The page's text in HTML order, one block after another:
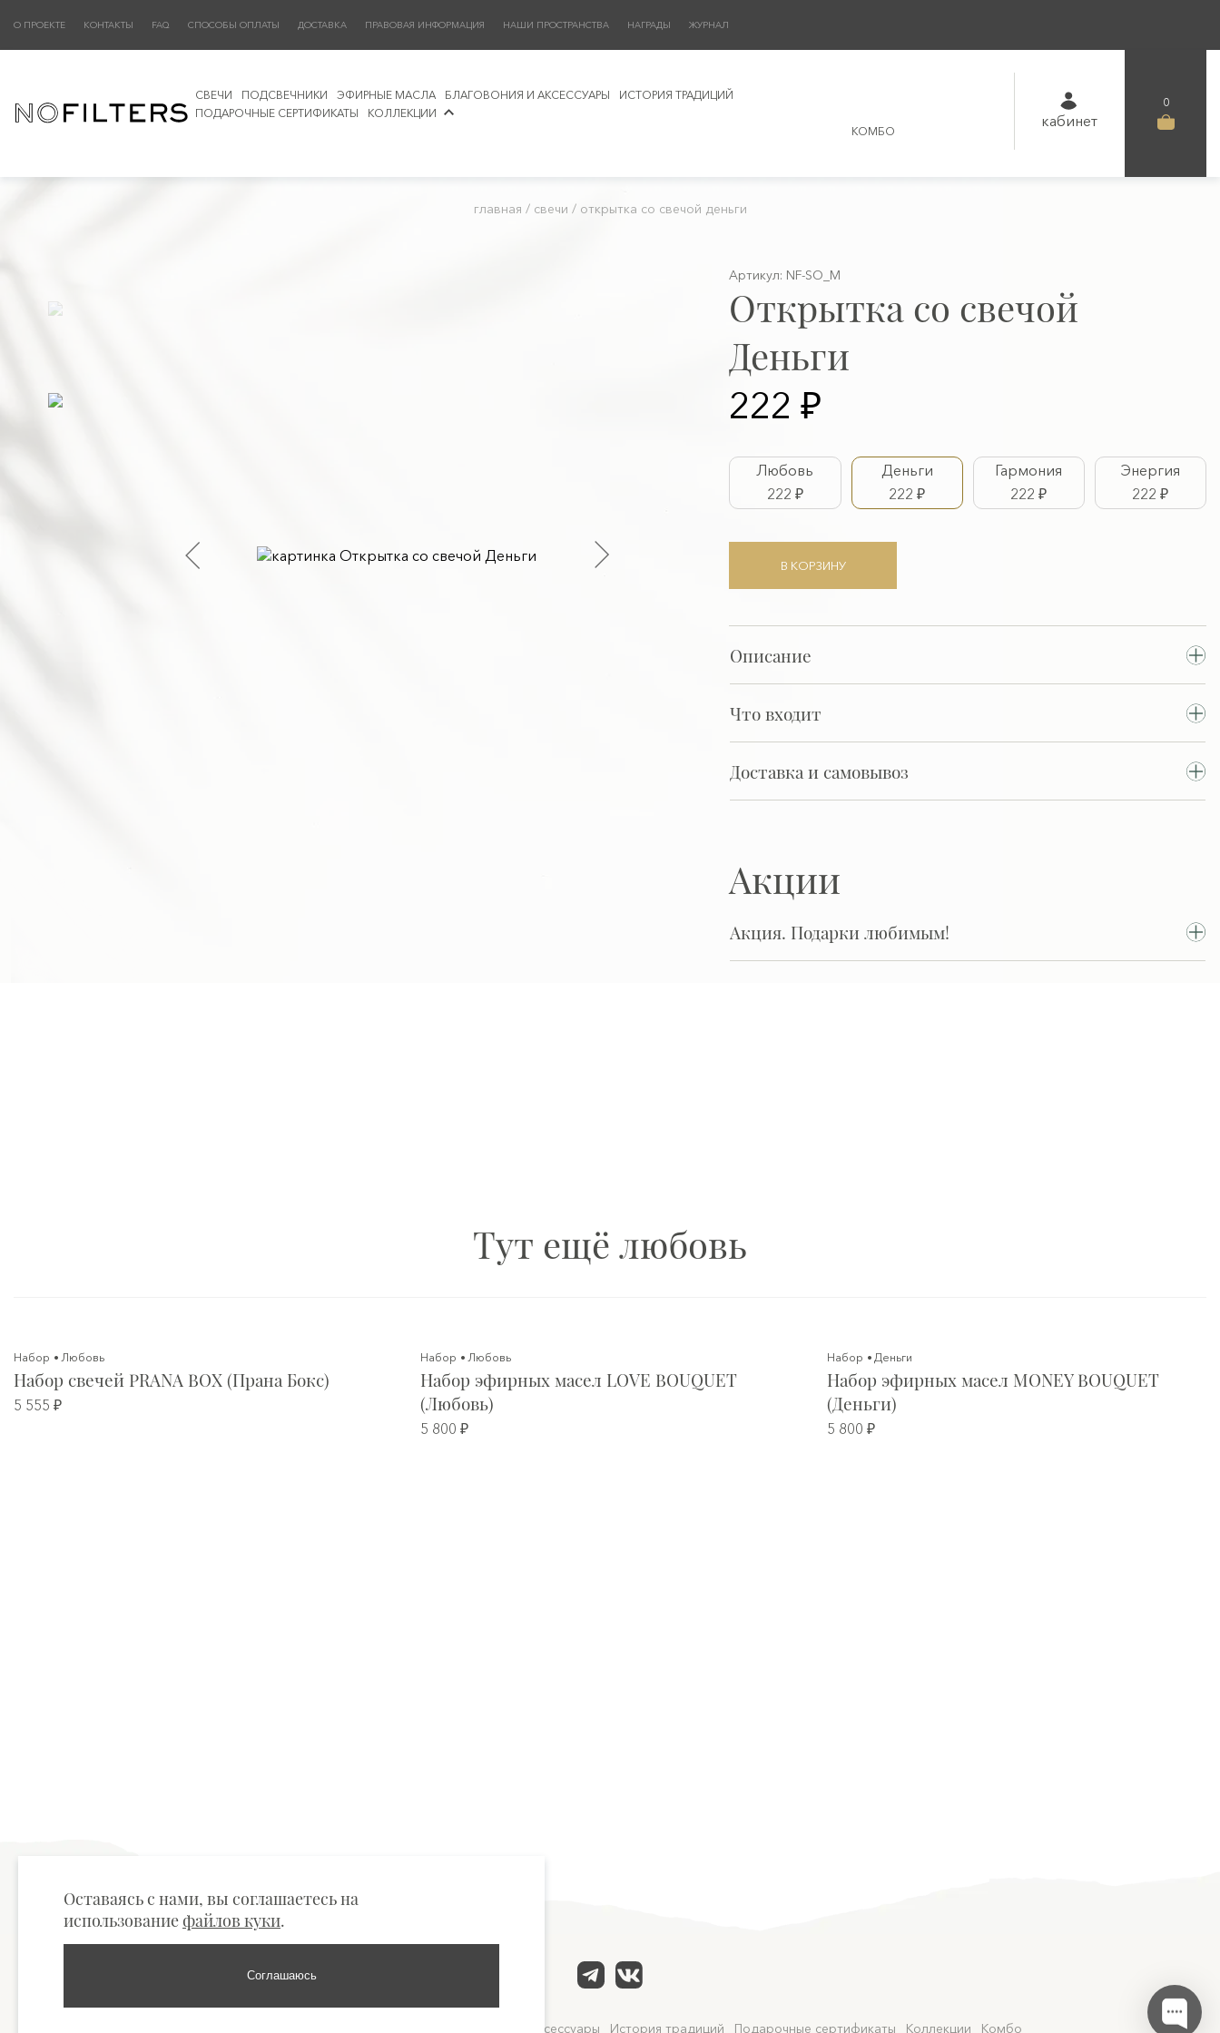
О ПРОЕКТЕ КОНТАКТЫ FAQ СПОСОБЫ ОПЛАТЫ ДОСТАВКА ПРАВОВАЯ ИНФОРМАЦИЯ НАШИ ПРОСТРАНСТВА НАГРАДЫ ЖУРНАЛ
СВЕЧИ ПОДСВЕЧНИКИ ЭФИРНЫЕ МАСЛА БЛАГОВОНИЯ И АКСЕССУАРЫ
ИСТОРИЯ ТРАДИЦИЙ
ПОДАРОЧНЫЕ СЕРТИФИКАТЫ
КОЛЛЕКЦИИ
КОМБО
кабинет
0
главная / свечи / открытка со свечой деньги
Артикул: NF-SO_M
Открытка со свечой
Деньги
222 ₽
Любовь
222 ₽
Деньги
222 ₽
Гармония
222 ₽
Энергия
222 ₽
В КОРЗИНУ
Описание
Что входит
Доставка и самовывоз
Акции
Акция. Подарки любимым!
Тут ещё любовь
Набор Любовь
Набор свечей PRANA BOX (Прана Бокс)
5 555 ₽
Набор Любовь
Набор эфирных масел LOVE BOUQUET
(Любовь)
5 800 ₽
Набор Деньги
Набор эфирных масел MONEY BOUQUET
(Деньги)
5 800 ₽
Благовония и аксессуары История традиций Подарочные сертификаты Коллекции Комбо
Оставаясь с нами, вы соглашаетесь на
использование файлов куки.
Соглашаюсь